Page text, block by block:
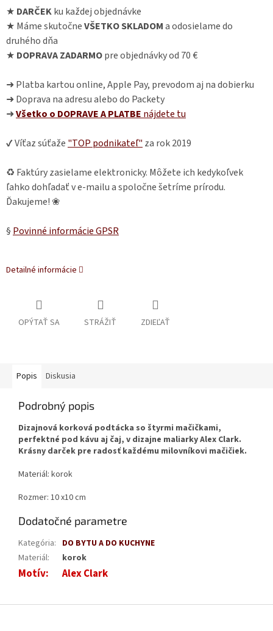
★ DARČEKku každej objednávke
★ Máme skutočneVŠETKO SKLADOMa odosielame do
druhého dňa
★ DOPRAVA ZADARMOpre objednávky od 70 €
➜ Platba kartou online, Apple Pay, prevodom aj na dobierku
➜ Doprava na adresu alebo do Packety
➜Všetko o DOPRAVE A PLATBE nájdete tu
✔ Víťaz súťaže "TOP podnikateľ" za rok 2019
♻ Faktúry zasielame elektronicky. Môžete ich kedykoľvek
ľahko dohľadať v e-mailu a spoločne šetríme prírodu.
Ďakujeme! ❀
§ Povinné informácie GPSR
Detailné informácie
OPÝTAŤ SA STRÁŽIŤ ZDIEĽAŤ
Popis Diskusia
Podrobný popis
Dizajnová korková podtácka so štyrmi mačičkami,
perfektné pod kávu aj čaj, v dizajne maliarky Alex Clark.
Krásny darček pre radosť každému milovníkovi mačičiek.
Materiál: korok
Rozmer: 10 x10 cm
Dodatočné parametre
Kategória: DO BYTU A DO KUCHYNE
Materiál: korok
Motív: Alex Clark